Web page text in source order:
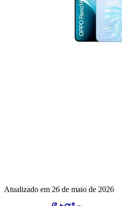
Atualizado em 26 de maio de 2026